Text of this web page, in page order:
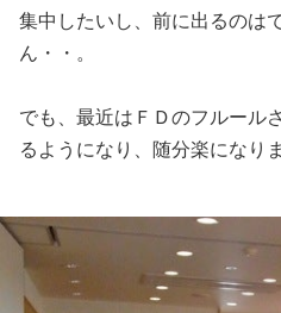
集中したいし、前に出るのは
ん・・。
でも、最近はＦＤのフルール
るようになり、随分楽になり